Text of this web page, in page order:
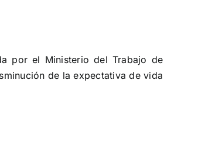
por el Ministerio del Trabajo de
de la expectativa de vida